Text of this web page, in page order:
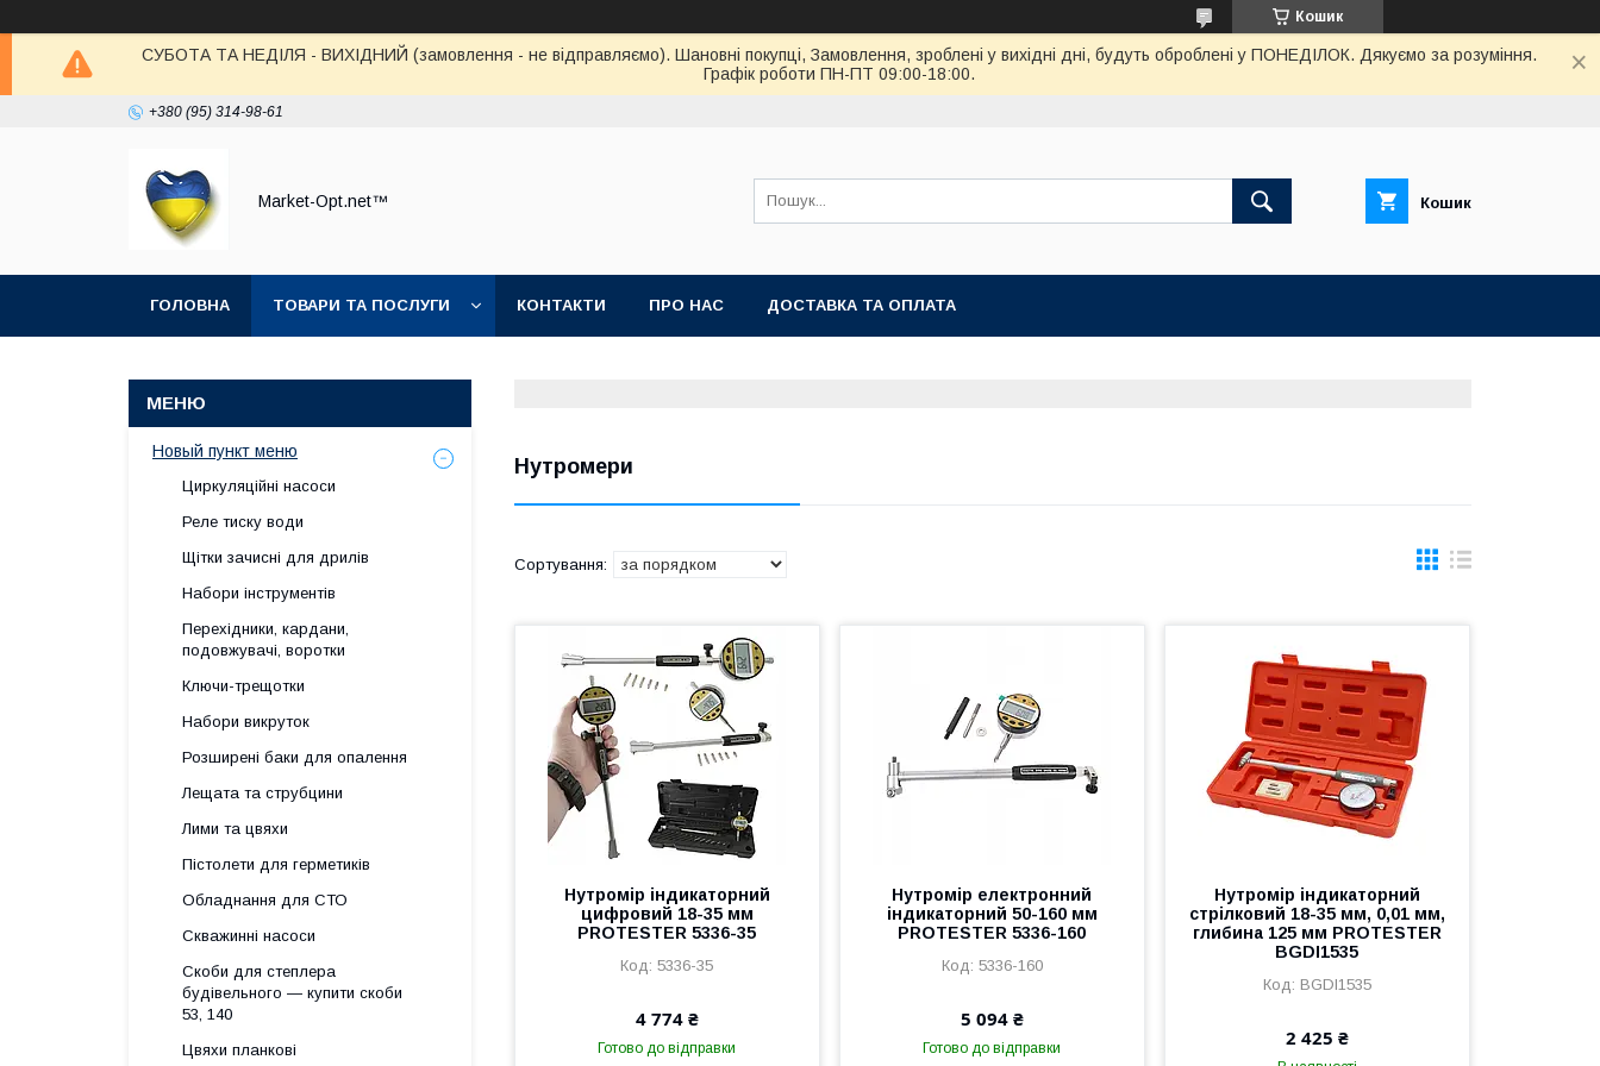
Кошик
СУБОТА ТА НЕДІЛЯ - ВИХІДНИЙ (замовлення - не відправляємо). Шановні покупці, Замовлення, зроблені у вихідні дні, будуть оброблені у ПОНЕДІЛОК. Дякуємо за розуміння.
Графік роботи ПН-ПТ 09:00-18:00.
+380 (95) 314-98-61
Market-Opt.net™ Кошик
ГОЛОВНА ТОВАРИ ТА ПОСЛУГИ КОНТАКТИ ПРО НАС ДОСТАВКА ТА ОПЛАТА
Нутромери
Нутромір індикаторний
цифровий 18-35 мм
PROTESTER 5336-35
5336-35
4 774 ₴
Готово до відправки
Нутромір електронний
індикаторний 50-160 мм
PROTESTER 5336-160
5336-160
5 094 ₴
Готово до відправки
Нутромір індикаторний
стрілковий 18-35 мм, 0,01 мм,
глибина 125 мм PROTESTER
BGDI1535
BGDI1535
2 425 ₴
Новый пункт меню
Циркуляційні насоси
Реле тиску води
Щітки зачисні для дрилів
Набори інструментів
Перехідники, кардани,
подовжувачі, воротки
Ключи-трещотки
Набори викруток
Розширені баки для опалення
Лещата та струбцини
Лими та цвяхи
Пістолети для герметиків
Обладнання для СТО
Скважинні насоси
Скоби для степлера
будівельного — купити скоби
53, 140
Цвяхи планкові